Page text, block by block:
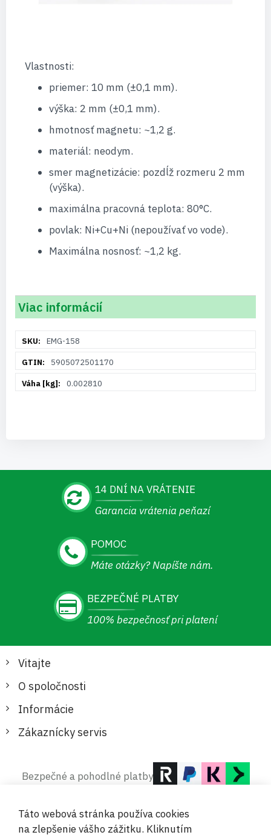
Vlastnosti:
priemer: 10 mm (±0,1 mm).
výška: 2 mm (±0,1 mm).
hmotnosť magnetu: ~1,2 g.
materiál: neodym.
smer magnetizácie: pozdĺž rozmeru 2 mm
(výška).
maximálna pracovná teplota: 80°C.
povlak: Ni+Cu+Ni (nepoužívať vo vode).
Maximálna nosnosť: ~1,2 kg.
Viac informácií
informáciíEMG-158
5905072501170
0.002810
14 DNÍ NA VRÁTENIE
Garancia vrátenia peňazí
POMOC
Máte otázky? Napíšte nám.
BEZPEČNÉ PLATBY
100% bezpečnosť pri platení
Vitajte
O spoločnosti
Informácie
Zákaznícky servis
Bezpečné a pohodlné platby
Táto webová stránka používa cookies
na zlepšenie vášho zážitku. Kliknutím